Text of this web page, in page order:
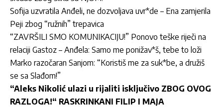
Sofija uzvratila Anđeli, ne dozvoljava uvr*de – Ena zamjerila
Peji zbog “ružnih” trepavica
“ZAVRŠILI SMO KOMUNIKACIJU!” Ponovo teške riječi na
relaciji Gastoz – Anđela: Samo me ponižav*š, tebe to loži
Marko razočaran Sanjom: “Koristiš me za suk*be, a družiš
se sa Slađom!”
“Aleks Nikolić ulazi u rijaliti isključivo ZBOG OVOG
RAZLOGA!“ RASKRINKANI FILIP I MAJA